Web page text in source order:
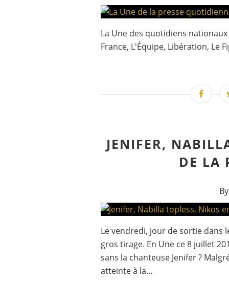
La Une des quotidiens
France, L'Équipe, Libération, Le
JENIFER,
DE LA
Le vendredi, jour de sortie dans
gros tirage. En Une ce 8 juillet
sans la chanteuse Jenifer ?
atteinte à la...